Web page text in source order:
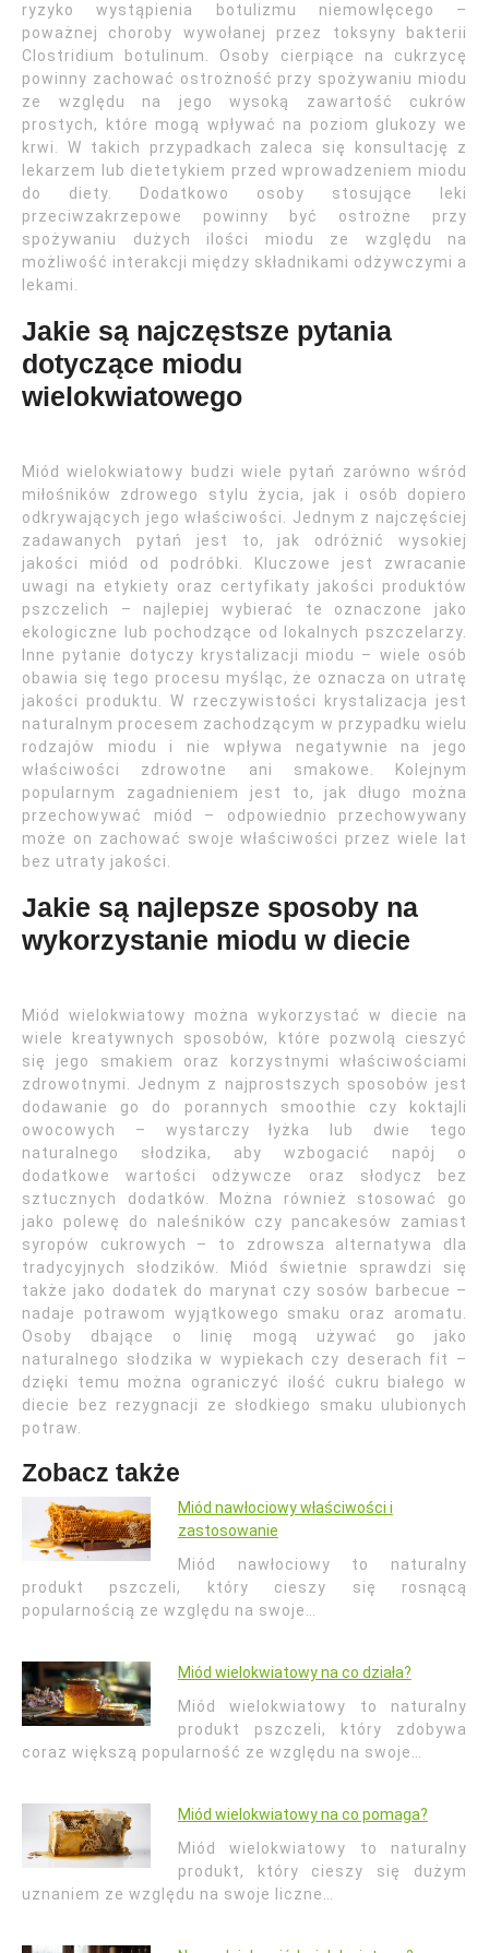
ryzyko wystąpienia botulizmu niemowlęcego –
poważnej choroby wywołanej przez toksyny bakterii
Clostridium botulinum. Osoby cierpiące na cukrzycę
powinny zachować ostrożność przy spożywaniu miodu
ze względu na jego wysoką zawartość cukrów
prostych, które mogą wpływać na poziom glukozy we
krwi. W takich przypadkach zaleca się konsultację z
lekarzem lub dietetykiem przed wprowadzeniem miodu
do diety. Dodatkowo osoby stosujące leki
przeciwzakrzepowe powinny być ostrożne przy
spożywaniu dużych ilości miodu ze względu na
możliwość interakcji między składnikami odżywczymi a
lekami.
Jakie są najczęstsze pytania
dotyczące miodu
wielokwiatowego
Miód wielokwiatowy budzi wiele pytań zarówno wśród
miłośników zdrowego stylu życia, jak i osób dopiero
odkrywających jego właściwości. Jednym z najczęściej
zadawanych pytań jest to, jak odróżnić wysokiej
jakości miód od podróbki. Kluczowe jest zwracanie
uwagi na etykiety oraz certyfikaty jakości produktów
pszczelich – najlepiej wybierać te oznaczone jako
ekologiczne lub pochodzące od lokalnych pszczelarzy.
Inne pytanie dotyczy krystalizacji miodu – wiele osób
obawia się tego procesu myśląc, że oznacza on utratę
jakości produktu. W rzeczywistości krystalizacja jest
naturalnym procesem zachodzącym w przypadku wielu
rodzajów miodu i nie wpływa negatywnie na jego
właściwości zdrowotne ani smakowe. Kolejnym
popularnym zagadnieniem jest to, jak długo można
przechowywać miód – odpowiednio przechowywany
może on zachować swoje właściwości przez wiele lat
bez utraty jakości.
Jakie są najlepsze sposoby na
wykorzystanie miodu w diecie
Miód wielokwiatowy można wykorzystać w diecie na
wiele kreatywnych sposobów, które pozwolą cieszyć
się jego smakiem oraz korzystnymi właściwościami
zdrowotnymi. Jednym z najprostszych sposobów jest
dodawanie go do porannych smoothie czy koktajli
owocowych – wystarczy łyżka lub dwie tego
naturalnego słodzika, aby wzbogacić napój o
dodatkowe wartości odżywcze oraz słodycz bez
sztucznych dodatków. Można również stosować go
jako polewę do naleśników czy pancakesów zamiast
syropów cukrowych – to zdrowsza alternatywa dla
tradycyjnych słodzików. Miód świetnie sprawdzi się
także jako dodatek do marynat czy sosów barbecue –
nadaje potrawom wyjątkowego smaku oraz aromatu.
Osoby dbające o linię mogą używać go jako
naturalnego słodzika w wypiekach czy deserach fit –
dzięki temu można ograniczyć ilość cukru białego w
diecie bez rezygnacji ze słodkiego smaku ulubionych
potraw.
Zobacz także
Miód nawłociowy właściwości i
zastosowanie
Miód nawłociowy to naturalny
produkt pszczeli, który cieszy się rosnącą
popularnością ze względu na swoje…
Miód wielokwiatowy na co działa?
Miód wielokwiatowy to naturalny
produkt pszczeli, który zdobywa
coraz większą popularność ze względu na swoje…
Miód wielokwiatowy na co pomaga?
Miód wielokwiatowy to naturalny
produkt, który cieszy się dużym
uznaniem ze względu na swoje liczne…